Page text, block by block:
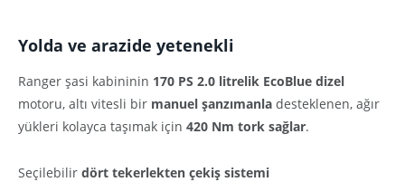
Yolda ve arazide yetenekli
Ranger şasi kabininin 170 PS 2.0 litrelik EcoBlue dizel
motoru, altı vitesli bir manuel şanzımanla desteklenen, ağır
yükleri kolayca taşımak için 420 Nm tork sağlar.
Seçilebilir dört tekerlekten çekiş sistemi